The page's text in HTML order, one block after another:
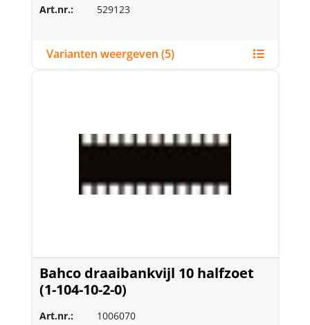
Art.nr.: 529123
Varianten weergeven (5)
Bahco draaibankvijl 10 halfzoet
(1-104-10-2-0)
Art.nr.:
1006070